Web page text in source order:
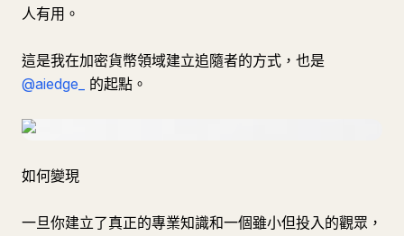
人有用。
這是我在加密貨幣領域建立追隨者的方式，也是
@aiedge_
的起點。
如何變現
一旦你建立了真正的專業知識和一個雖小但投入的觀眾，